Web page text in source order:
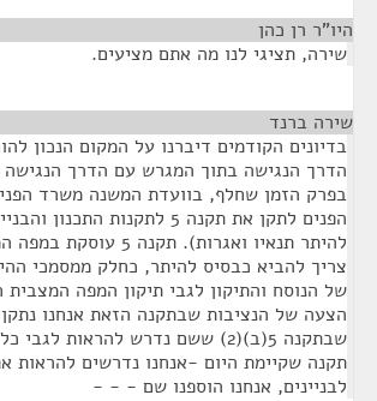
היו"ר רן כהן
שירה, תציגי לנו מה אתם מציעים.
שירה ברנד
בדיונים הקודמים דיברנו על המקום הנכון
הדרך הנגישה בתוך המגרש עם הדרך
בפרק הזמן שחלף, בוועדת המשנה משרד
הפנים לתקן את תקנה 5 לתקנות
להיתר תנאיו ואגרות). תקנה
צריך להביא כבסיס להיתר, כחלק ממסמכי
של הנוסח והתיקון לגבי תיקון המפה המצבית
הצעה של הנציבות שבתקנה הזאת אנחנו נתקן
שבתקנה 5(ב)(2) ששם נדרש להראות
תקנה שקיימת היום -אנחנו נדרשים להראות
לבניינים, אנחנו הוספנו שם - - -